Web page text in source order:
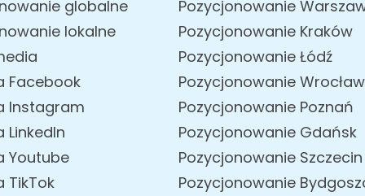
globalne
lokalne
Facebook
Instagram
LinkedIn
Youtube
TikTok
Pozycjonowanie
Pozycjonowanie Kraków
Pozycjonowanie Łódź
Pozycjonowanie Wrocław
Pozycjonowanie Poznań
Pozycjonowanie Gdańsk
Pozycjonowanie Szczecin
Pozycjonowanie